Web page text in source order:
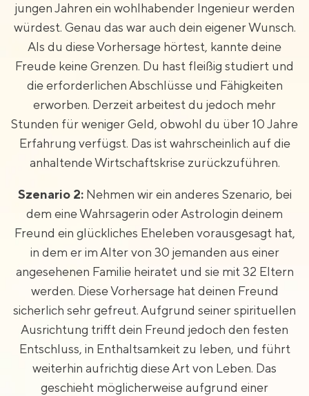
jungen Jahren ein wohlhabender Ingenieur werden
würdest. Genau das war auch dein eigener Wunsch.
Als du diese Vorhersage hörtest, kannte deine
Freude keine Grenzen. Du hast fleißig studiert und
die erforderlichen Abschlüsse und Fähigkeiten
erworben. Derzeit arbeitest du jedoch mehr
Stunden für weniger Geld, obwohl du über 10 Jahre
Erfahrung verfügst. Das ist wahrscheinlich auf die
anhaltende Wirtschaftskrise zurückzuführen.
Szenario 2: Nehmen wir ein anderes Szenario, bei
dem eine Wahrsagerin oder Astrologin deinem
Freund ein glückliches Eheleben vorausgesagt hat,
in dem er im Alter von 30 jemanden aus einer
angesehenen Familie heiratet und sie mit 32 Eltern
werden. Diese Vorhersage hat deinen Freund
sicherlich sehr gefreut. Aufgrund seiner spirituellen
Ausrichtung trifft dein Freund jedoch den festen
Entschluss, in Enthaltsamkeit zu leben, und führt
weiterhin aufrichtig diese Art von Leben. Das
geschieht möglicherweise aufgrund einer